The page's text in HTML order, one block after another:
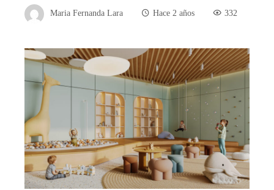
Maria Fernanda Lara Hace 2 años 332